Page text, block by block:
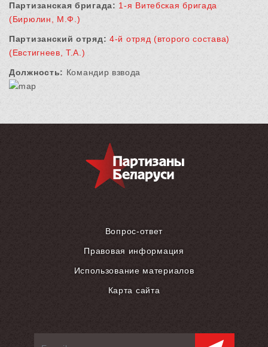
Партизанская бригада: 1-я Витебская бригада
(Бирюлин, М.Ф.)
Партизанский отряд: 4-й отряд (второго состава)
(Евстигнеев, Т.А.)
Должность: Командир взвода
Вопрос-ответ
Правовая информация
Использование материалов
Карта сайта